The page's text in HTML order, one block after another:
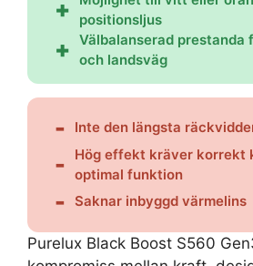
positionsljus
Välbalanserad prestanda
och landsväg
Inte den längsta
Hög effekt kräver korrekt
optimal funktion
Saknar inbyggd värmelins
Purelux Black Boost S560